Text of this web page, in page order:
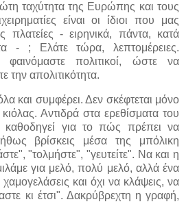
ταχύτητα της Ευρώπης και τους
είναι οι ίδιοι που μας
πλατείες - ειρηνικά, πάντα, κατά
- ; Ελάτε τώρα, λεπτομέρειες.
φαινόμαστε πολιτικοί, ώστε να
την απολιτικότητα.
και συμφέρει. Δεν σκέφτεται μόνο
Αντιδρά στα ερεθίσματα του
καθοδηγεί για το πώς πρέπει να
βρίσκεις μέσα της μπόλικη
"τολμήστε", "γευτείτε". Να και η
για μελό, πολύ μελό, αλλά ένα
και όχι να κλάψεις, να
κι έτσι". Δακρύβρεχτη η γραφή,